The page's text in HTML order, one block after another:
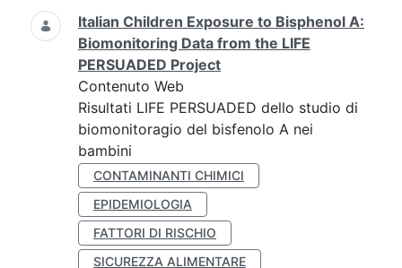
Ricerca
Italian Children Exposure to Bisphenol A:
Biomonitoring Data from the LIFE
PERSUADED Project
Contenuto Web
Risultati LIFE PERSUADED dello studio di
biomonitoragio del bisfenolo A nei
bambini
CONTAMINANTI CHIMICI
EPIDEMIOLOGIA
FATTORI DI RISCHIO
SICUREZZA ALIMENTARE